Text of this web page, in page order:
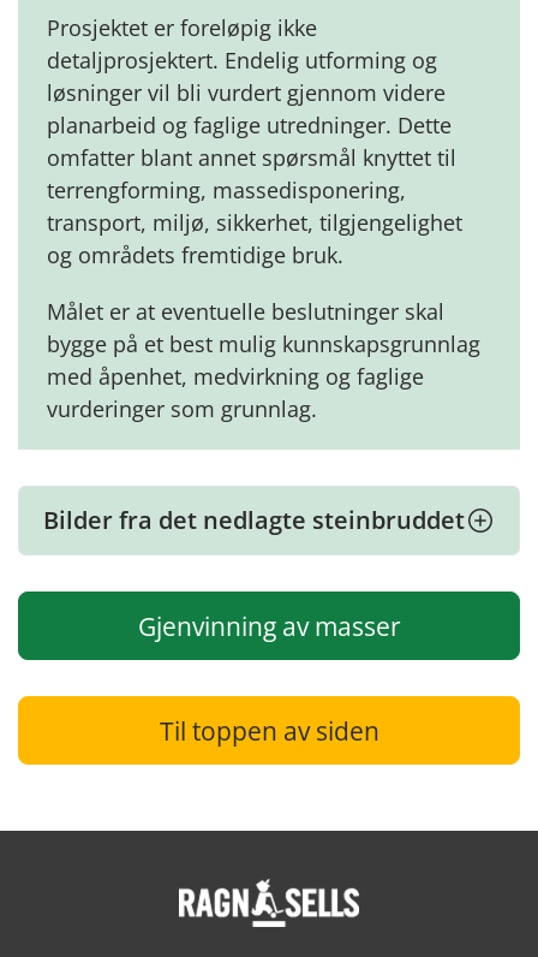
Prosjektet er foreløpig ikke
detaljprosjektert. Endelig utforming og
løsninger vil bli vurdert gjennom videre
planarbeid og faglige utredninger. Dette
omfatter blant annet spørsmål knyttet til
terrengforming, massedisponering,
transport, miljø, sikkerhet, tilgjengelighet
og områdets fremtidige bruk.
Målet er at eventuelle beslutninger skal
bygge på et best mulig kunnskapsgrunnlag
med åpenhet, medvirkning og faglige
vurderinger som grunnlag.
Bilder fra det nedlagte steinbruddet
Gjenvinning av masser
Til toppen av siden